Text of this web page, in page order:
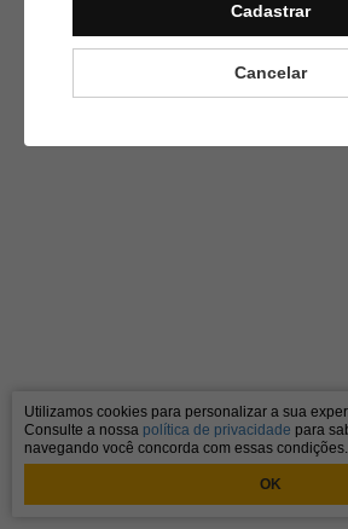
Cadastrar
Cancelar
Utilizamos cookies para personalizar a sua
Consulte a nossa política de privacidade para
navegando você concorda com essas condições.
OK